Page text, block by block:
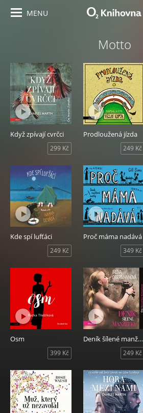
MENU
Motto
Když zpívají cvrčci
299 Kč
Prodloužená jízda
249 Kč
Kde spí lufťáci
249 Kč
Proč máma nadává
349 Kč
Osm
399 Kč
Deník šílené manželky
249 Kč